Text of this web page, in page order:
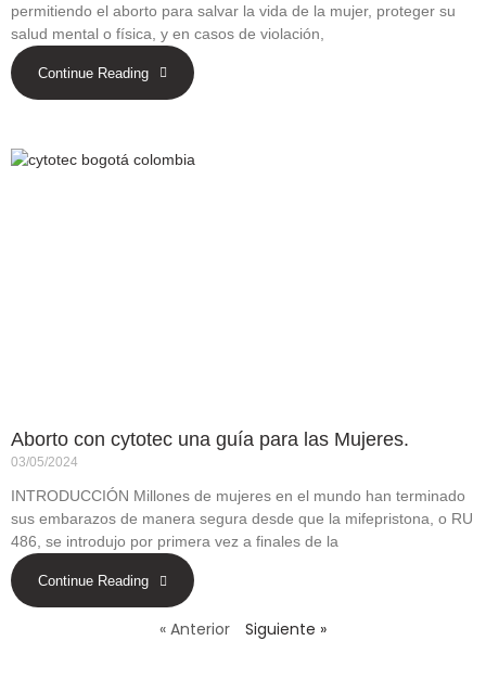
permitiendo el aborto para salvar la vida de la mujer, proteger su
salud mental o física, y en casos de violación,
Continue Reading
Aborto con cytotec una guía para las Mujeres.
03/05/2024
INTRODUCCIÓN Millones de mujeres en el mundo han terminado
sus embarazos de manera segura desde que la mifepristona, o RU
486, se introdujo por primera vez a finales de la
Continue Reading
« Anterior Siguiente »